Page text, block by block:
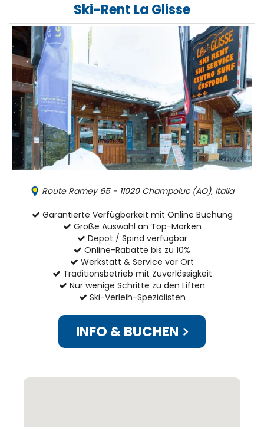
Ski-Rent La Glisse
Route Ramey 65 - 11020 Champoluc (AO), Italia
Garantierte Verfügbarkeit mit Online Buchung
Große Auswahl an Top-Marken
Depot / Spind verfügbar
Online-Rabatte bis zu 10%
Werkstatt & Service vor Ort
Traditionsbetrieb mit Zuverlässigkeit
Nur wenige Schritte zu den Liften
Ski-Verleih-Spezialisten
INFO & BUCHEN